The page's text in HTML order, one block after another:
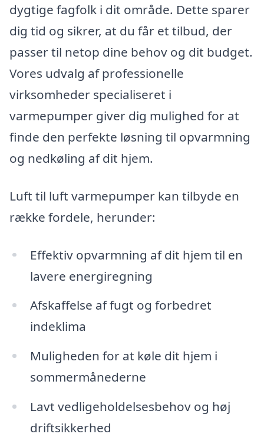
dygtige fagfolk i dit område. Dette sparer
dig tid og sikrer, at du får et tilbud, der
passer til netop dine behov og dit budget.
Vores udvalg af professionelle
virksomheder specialiseret i
varmepumper giver dig mulighed for at
finde den perfekte løsning til opvarmning
og nedkøling af dit hjem.
Luft til luft varmepumper kan tilbyde en
række fordele, herunder:
Effektiv opvarmning af dit hjem til en
lavere energiregning
Afskaffelse af fugt og forbedret
indeklima
Muligheden for at køle dit hjem i
sommermånederne
Lavt vedligeholdelsesbehov og høj
driftsikkerhed